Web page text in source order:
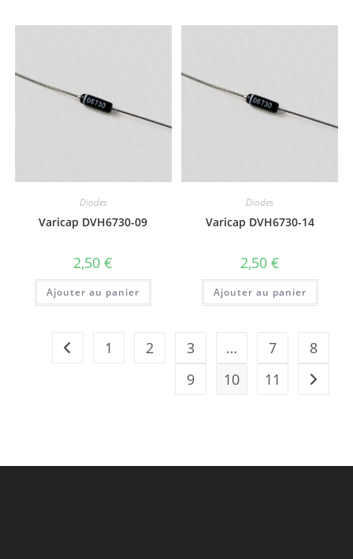
Diodes
Varicap DVH6730-09
2,50€
Ajouter au panier
Diodes
Varicap DVH6730-14
2,50 €
Ajouter au panier
1 2 3 … 7
8
9
10 11